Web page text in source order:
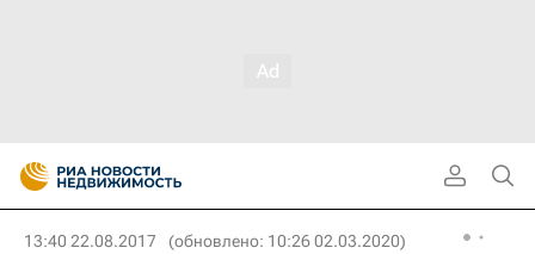
13:40 22.08.2017 (обновлено: 10:26 02.03.2020)